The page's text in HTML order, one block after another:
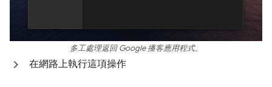
多工處理返回 Google 播客應用程式。
在網路上執行這項操作